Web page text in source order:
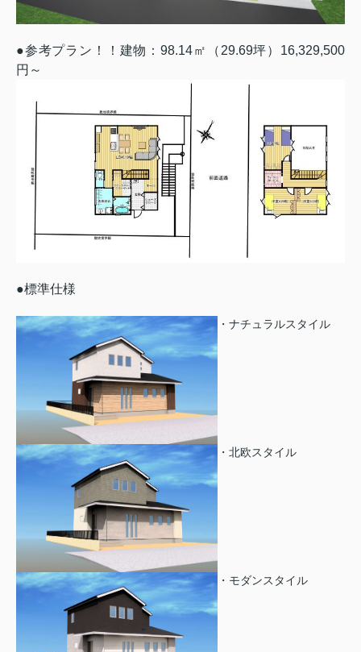
●参考プラン！！建物：98.14㎡（29.69坪）16,329,500
円～
●標準仕様
・ナチュラルスタイル
・北欧スタイル
・モダンスタイル